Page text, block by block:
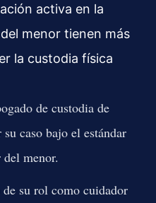
activa en la
menor tienen más
la custodia física
de custodia de
caso bajo el estándar
menor.
su rol como cuidador